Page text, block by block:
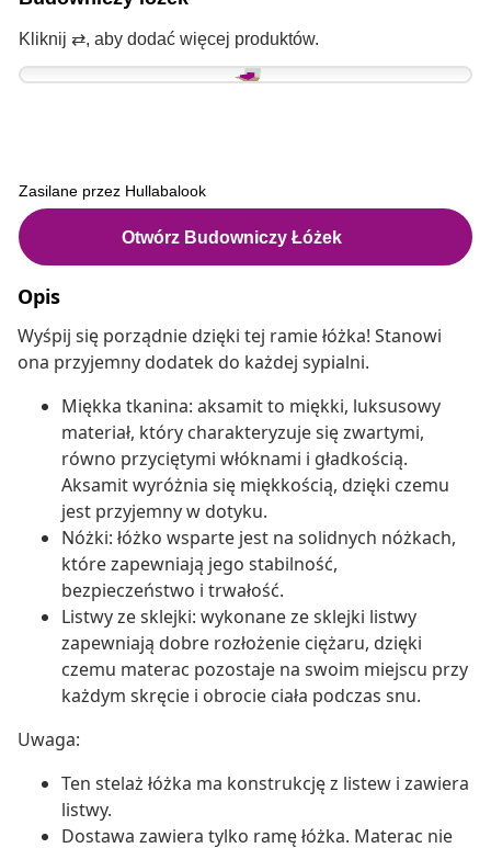
Opis
Wyśpij się porządnie dzięki tej ramie łóżka! Stanowi
ona przyjemny dodatek do każdej sypialni.
Miękka tkanina: aksamit to miękki, luksusowy
materiał, który charakteryzuje się zwartymi,
równo przyciętymi włóknami i gładkością.
Aksamit wyróżnia się miękkością, dzięki czemu
jest przyjemny w dotyku.
Nóżki: łóżko wsparte jest na solidnych nóżkach,
które zapewniają jego stabilność,
bezpieczeństwo i trwałość.
Listwy ze sklejki: wykonane ze sklejki listwy
zapewniają dobre rozłożenie ciężaru, dzięki
czemu materac pozostaje na swoim miejscu przy
każdym skręcie i obrocie ciała podczas snu.
Uwaga:
Ten stelaż łóżka ma konstrukcję z listew i zawiera
listwy.
Dostawa zawiera tylko ramę łóżka. Materac nie